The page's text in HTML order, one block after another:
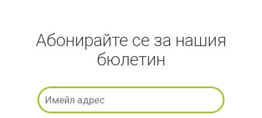
Абонирайте се за нашия
бюлетин